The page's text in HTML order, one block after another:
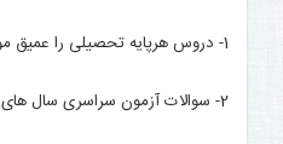
1- دروس هرپایه تحصیلی را عمیق مورد توجه ویادگیری قراردهید.
2- سوالات آزمون سراسری سال های قبل را بررسی و حل کنید.